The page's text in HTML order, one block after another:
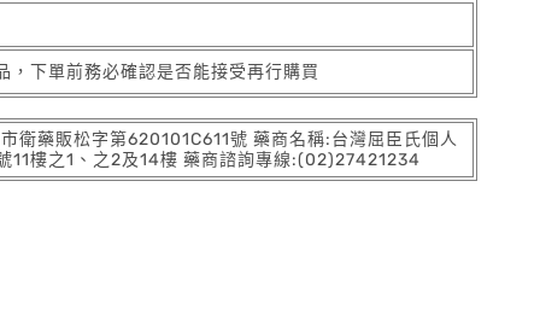
，下單前務必確認是否能接受再行購買
藥販松字第620101C611號 藥商名稱:台灣屈臣氏個人
11樓之1、之2及14樓 藥商諮詢專線:(02)27421234